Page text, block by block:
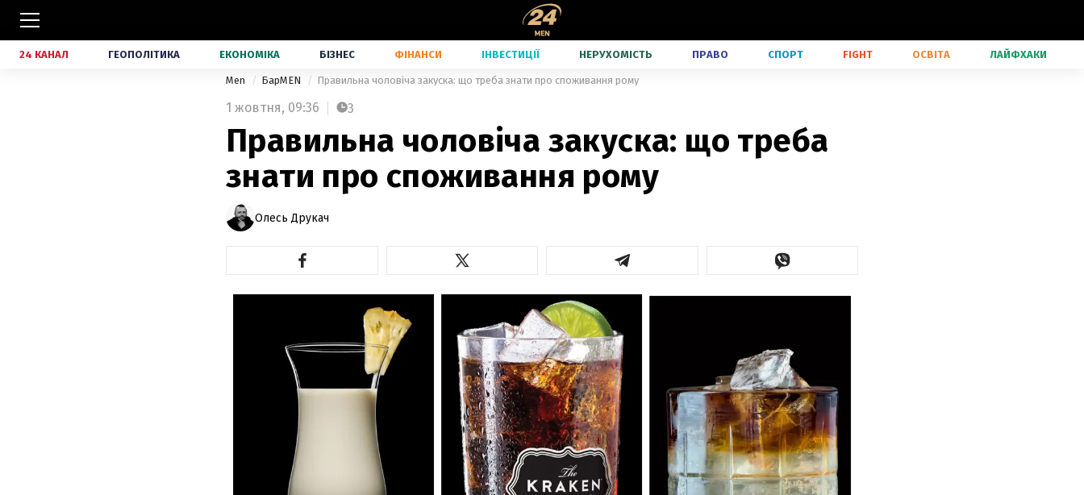
24 КАНАЛ ГЕОПОЛІТИКА ЕКОНОМІКА БІЗНЕС ФІНАНСИ ІНВЕСТИЦІЇ НЕРУХОМІСТЬ ПРАВО СПОРТ FIGHT ОСВІТА ЛАЙФХАКИ
Men БарMEN Правильна чоловіча закуска: що треба знати про споживання рому
1 жовтня, 09:36 3
Правильна чоловіча закуска: що треба
знати про споживання рому
Олесь Друкач